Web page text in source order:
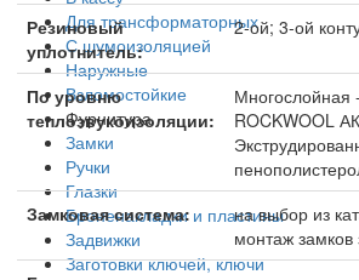
Для трансформаторных
С шумоизоляцией
Наружные
Взломостойкие
Фурнитура
Замки
Ручки
Глазки
Броненакладки и пластины
Задвижки
Заготовки ключей, ключи
Резиновый
уплотнитель:
2-ой; 3-ой
По уровню
теплозвукоизоляции:
Многослойная
ROCKWOOL
Замковая система:
на выбор из
монтаж замков